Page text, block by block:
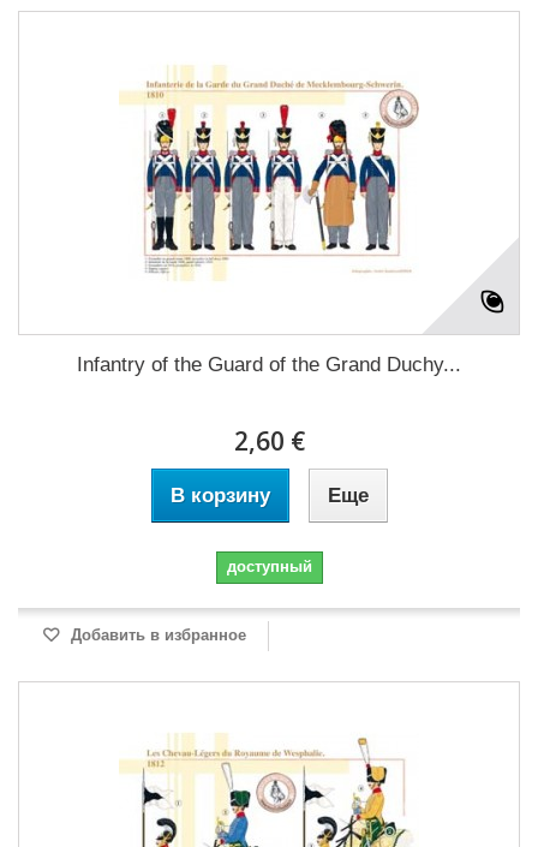
Infantry of the Guard of the Grand Duchy...
2,60 €
В корзину Еще
доступный
Добавить в избранное